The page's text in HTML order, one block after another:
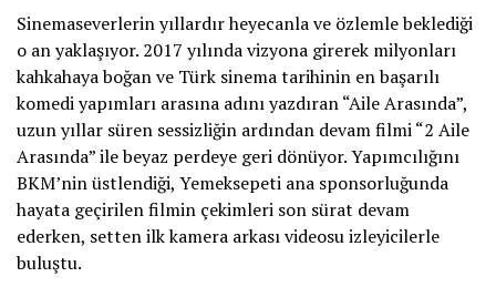
Sinemaseverlerin yıllardır heyecanla ve özlemle beklediği
o an yaklaşıyor. 2017 yılında vizyona girerek milyonları
kahkahaya boğan ve Türk sinema tarihinin en başarılı
komedi yapımları arasına adını yazdıran “Aile Arasında”,
uzun yıllar süren sessizliğin ardından devam filmi “2 Aile
Arasında” ile beyaz perdeye geri dönüyor. Yapımcılığını
BKM’nin üstlendiği, Yemeksepeti ana sponsorluğunda
hayata geçirilen filmin çekimleri son sürat devam
ederken, setten ilk kamera arkası videosu izleyicilerle
buluştu.